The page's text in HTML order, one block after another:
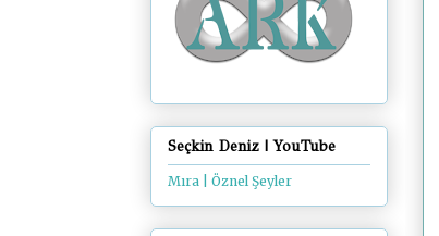
Seçkin Deniz | YouTube
Mıra | Öznel Şeyler